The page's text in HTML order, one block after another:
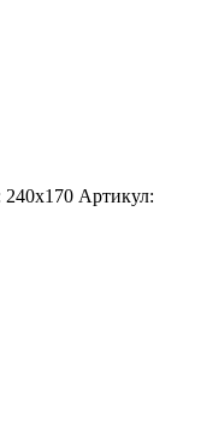
240х170 Артикул: